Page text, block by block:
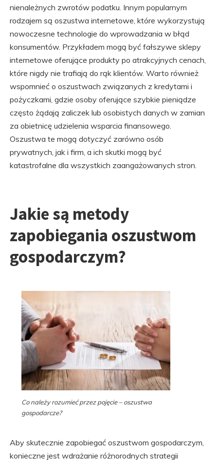
nienależnych zwrotów podatku. Innym popularnym
rodzajem są oszustwa internetowe, które wykorzystują
nowoczesne technologie do wprowadzania w błąd
konsumentów. Przykładem mogą być fałszywe sklepy
internetowe oferujące produkty po atrakcyjnych cenach,
które nigdy nie trafiają do rąk klientów. Warto również
wspomnieć o oszustwach związanych z kredytami i
pożyczkami, gdzie osoby oferujące szybkie pieniądze
często żądają zaliczek lub osobistych danych w zamian
za obietnicę udzielenia wsparcia finansowego.
Oszustwa te mogą dotyczyć zarówno osób
prywatnych, jak i firm, a ich skutki mogą być
katastrofalne dla wszystkich zaangażowanych stron.
Jakie są metody
zapobiegania oszustwom
gospodarczym?
Co należy rozumieć przez pojęcie – oszustwa
gospodarcze?
Aby skutecznie zapobiegać oszustwom gospodarczym,
konieczne jest wdrażanie różnorodnych strategii